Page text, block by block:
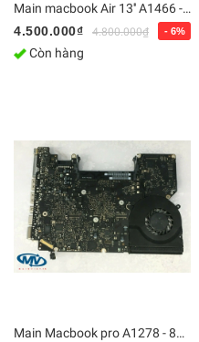
Main macbook Air 13'' A1466 - 820-00165-A , 820-3437-B
4.500.000₫
4.800.000₫ - 6%
Còn hàng
Main Macbook pro A1278 - 820-2936-A / 820-2936-B